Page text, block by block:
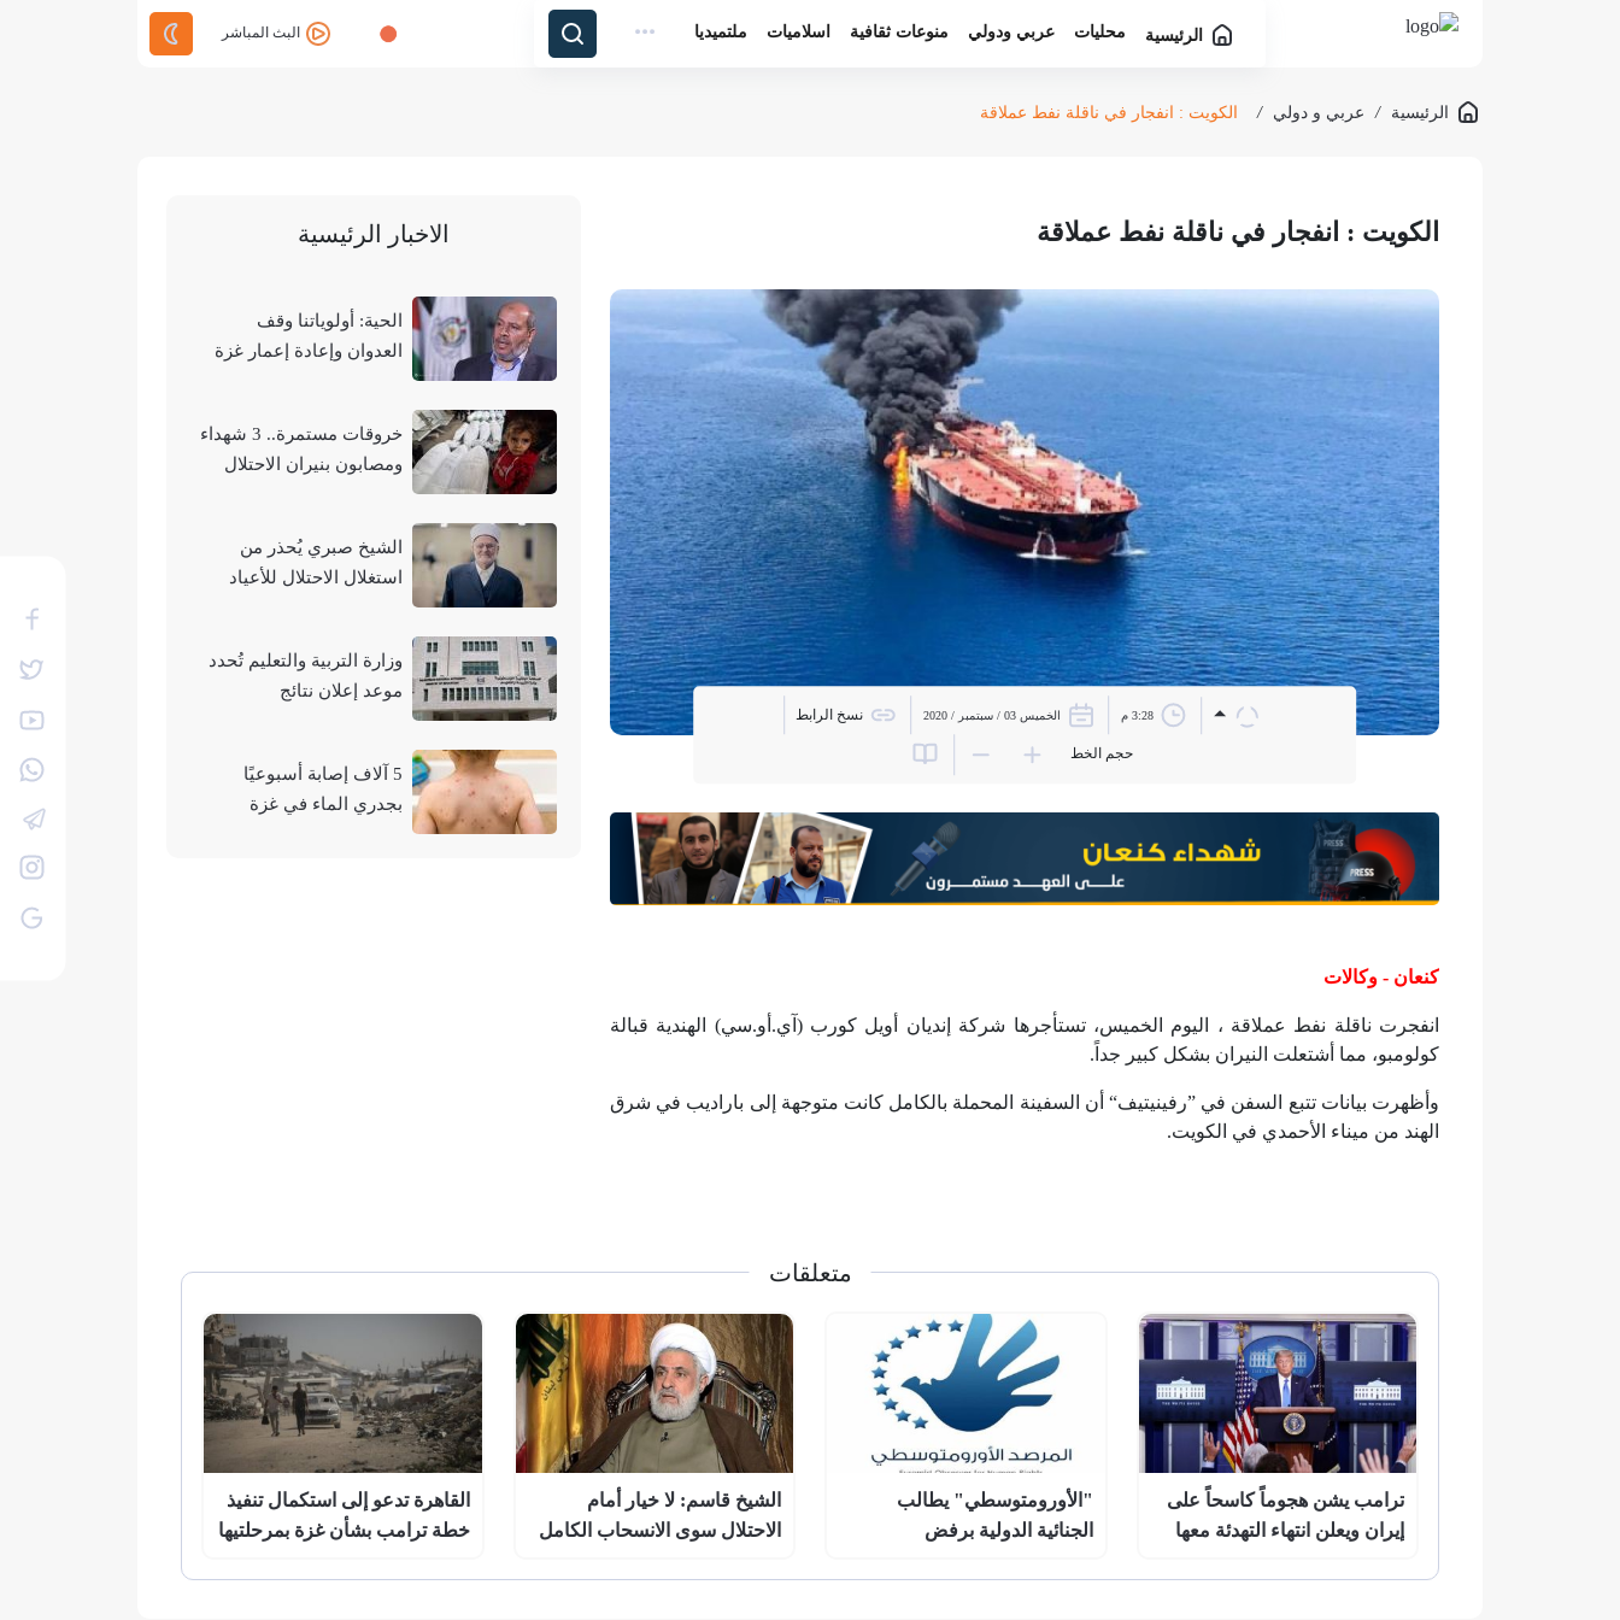
الرئيسية محليات عربي ودولي منوعات ثقافية اسلاميات ملتميديا البث المباشر
الرئيسية / عربي و دولي / الكويت : انفجار في ناقلة نفط عملاقة
الكويت : انفجار في ناقلة نفط عملاقة
3:28 م الخميس 03 / سبتمبر / 2020 نسخ الرابط
حجم الخط
كنعان - وكالات
انفجرت ناقلة نفط عملاقة ، اليوم الخميس، تستأجرها شركة إنديان أويل كورب (آي.أو.سي) الهندية قبالة
كولومبو، مما أشتعلت النيران بشكل كبير جداً.
وأظهرت بيانات تتبع السفن في ”رفينيتيف“ أن السفينة المحملة بالكامل كانت متوجهة إلى باراديب في شرق
الهند من ميناء الأحمدي في الكويت.
الاخبار الرئيسية
الحية: أولوياتنا وقف
العدوان وإعادة إعمار غزة
خروقات مستمرة.. 3 شهداء
ومصابون بنيران الاحتلال
الشيخ صبري يُحذر من
استغلال الاحتلال للأعياد
وزارة التربية والتعليم تُحدد
موعد إعلان نتائج
5 آلاف إصابة أسبوعيًا
بجدري الماء في غزة
متعلقات
ترامب يشن هجوماً كاسحاً على
إيران ويعلن انتهاء التهدئة معها
"الأورومتوسطي" يطالب
الجنائية الدولية برفض
الشيخ قاسم: لا خيار أمام
الاحتلال سوى الانسحاب الكامل
القاهرة تدعو إلى استكمال تنفيذ
خطة ترامب بشأن غزة بمرحلتيها